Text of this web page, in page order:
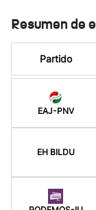
Resumen de
Partido
EAJ-PNV
EH BILDU